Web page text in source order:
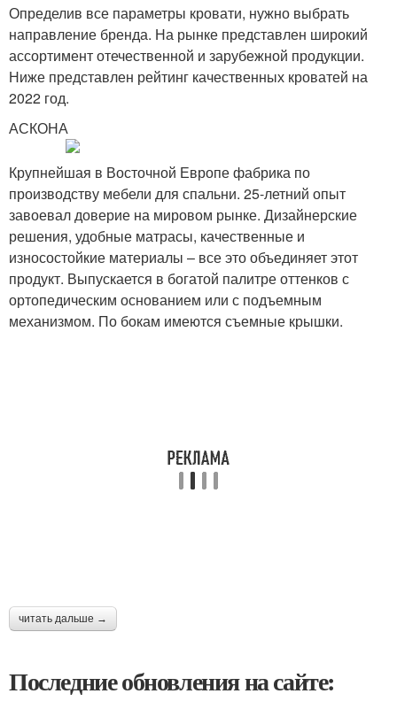
Определив все параметры кровати, нужно выбрать
направление бренда. На рынке представлен широкий
ассортимент отечественной и зарубежной продукции.
Ниже представлен рейтинг качественных кроватей на
2022 год.
АСКОНА
Крупнейшая в Восточной Европе фабрика по
производству мебели для спальни. 25-летний опыт
завоевал доверие на мировом рынке. Дизайнерские
решения, удобные матрасы, качественные и
износостойкие материалы – все это объединяет этот
продукт. Выпускается в богатой палитре оттенков с
ортопедическим основанием или с подъемным
механизмом. По бокам имеются съемные крышки.
читать дальше →
Последние обновления на сайте: